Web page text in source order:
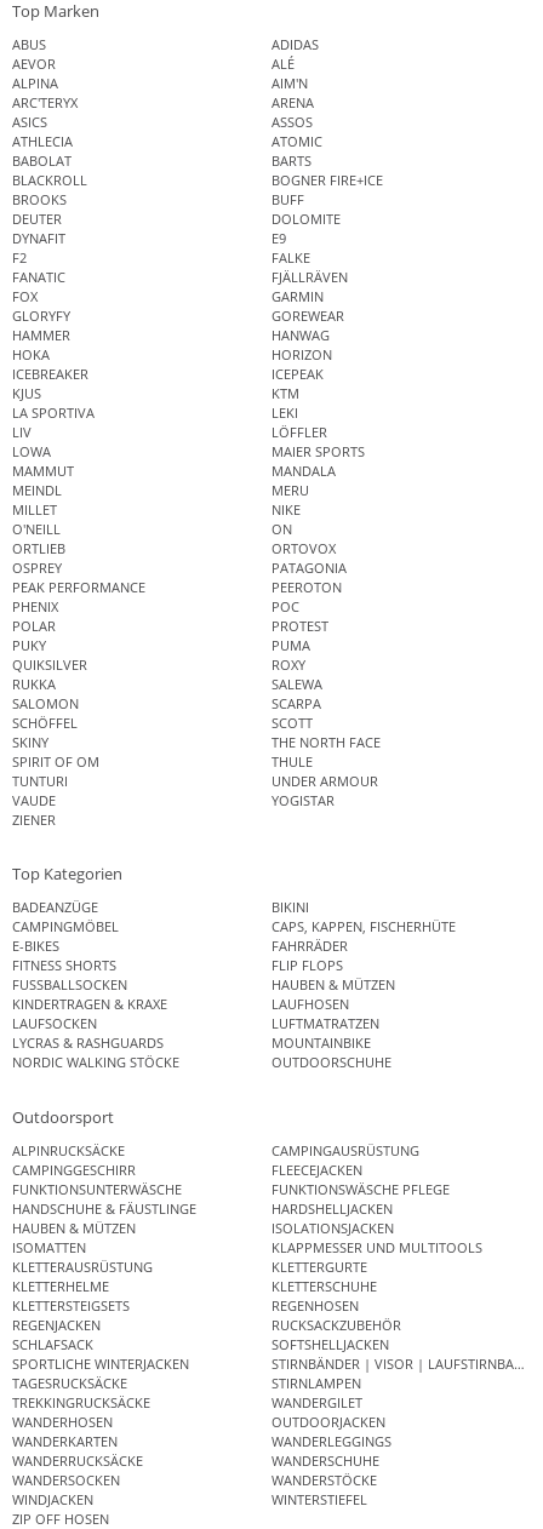
Top Marken
ABUS
ADIDAS
AEVOR
ALÉ
ALPINA
AIM'N
ARC'TERYX
ARENA
ASICS
ASSOS
ATHLECIA
ATOMIC
BABOLAT
BARTS
BLACKROLL
BOGNER FIRE+ICE
BROOKS
BUFF
DEUTER
DOLOMITE
DYNAFIT
E9
F2
FALKE
FANATIC
FJÄLLRÄVEN
FOX
GARMIN
GLORYFY
GOREWEAR
HAMMER
HANWAG
HOKA
HORIZON
ICEBREAKER
ICEPEAK
KJUS
KTM
LA SPORTIVA
LEKI
LIV
LÖFFLER
LOWA
MAIER SPORTS
MAMMUT
MANDALA
MEINDL
MERU
MILLET
NIKE
O'NEILL
ON
ORTLIEB
ORTOVOX
OSPREY
PATAGONIA
PEAK PERFORMANCE
PEEROTON
PHENIX
POC
POLAR
PROTEST
PUKY
PUMA
QUIKSILVER
ROXY
RUKKA
SALEWA
SALOMON
SCARPA
SCHÖFFEL
SCOTT
SKINY
THE NORTH FACE
SPIRIT OF OM
THULE
TUNTURI
UNDER ARMOUR
VAUDE
YOGISTAR
ZIENER
Top Kategorien
BADEANZÜGE
BIKINI
CAMPINGMÖBEL
CAPS, KAPPEN, FISCHERHÜTE
E-BIKES
FAHRRÄDER
FITNESS SHORTS
FLIP FLOPS
FUSSBALLSOCKEN
HAUBEN & MÜTZEN
KINDERTRAGEN & KRAXE
LAUFHOSEN
LAUFSOCKEN
LUFTMATRATZEN
LYCRAS & RASHGUARDS
MOUNTAINBIKE
NORDIC WALKING STÖCKE
OUTDOORSCHUHE
Outdoorsport
ALPINRUCKSÄCKE
CAMPINGAUSRÜSTUNG
CAMPINGGESCHIRR
FLEECEJACKEN
FUNKTIONSUNTERWÄSCHE
FUNKTIONSWÄSCHE PFLEGE
HANDSCHUHE & FÄUSTLINGE
HARDSHELLJACKEN
HAUBEN & MÜTZEN
ISOLATIONSJACKEN
ISOMATTEN
KLAPPMESSER UND MULTITOOLS
KLETTERAUSRÜSTUNG
KLETTERGURTE
KLETTERHELME
KLETTERSCHUHE
KLETTERSTEIGSETS
REGENHOSEN
REGENJACKEN
RUCKSACKZUBEHÖR
SCHLAFSACK
SOFTSHELLJACKEN
SPORTLICHE WINTERJACKEN
STIRNBÄNDER | VISOR | LAUFSTIRNBAND
TAGESRUCKSÄCKE
STIRNLAMPEN
TREKKINGRUCKSÄCKE
WANDERGILET
WANDERHOSEN
OUTDOORJACKEN
WANDERKARTEN
WANDERLEGGINGS
WANDERRUCKSÄCKE
WANDERSCHUHE
WANDERSOCKEN
WANDERSTÖCKE
WINDJACKEN
WINTERSTIEFEL
ZIP OFF HOSEN